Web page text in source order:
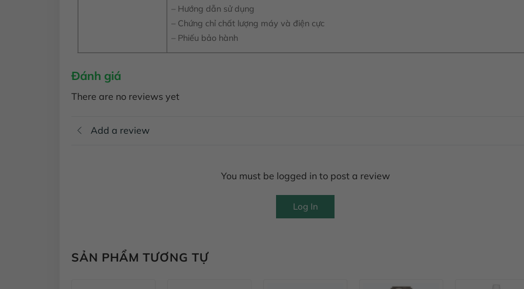
– Hướng dẫn sử dụng
– Chứng chỉ chất lượng máy và điện cực
– Phiếu bảo hành
Đánh giá
There are no reviews yet
Add a review
You must be logged in to post a review
Log In
SẢN PHẨM TƯƠNG TỰ